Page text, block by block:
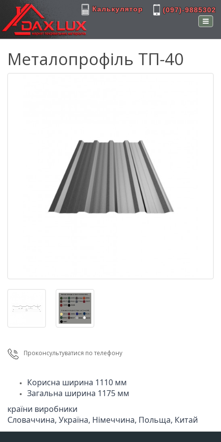
(097)-9885302
Калькулятор
Металопрофіль ТП-40
Проконсультуватися по телефону
Загальна ширина 1175 мм
країни виробники
Cловаччина, Україна, Німеччина, Польща, Китай